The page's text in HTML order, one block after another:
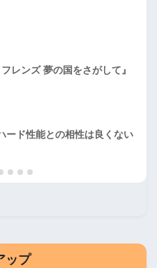
レンズ 夢の国をさがして』
ード性能との相性は良くない
ップ